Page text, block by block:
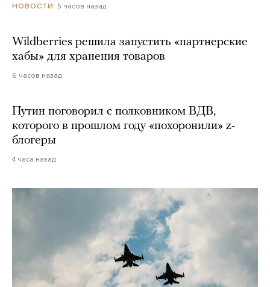
НОВОСТИ 5 часов назад
Wildberries решила запустить «партнерские
хабы» для хранения товаров
6 часов назад
Путин поговорил с полковником ВДВ,
которого в прошлом году «похоронили» z-
блогеры
4 часа назад